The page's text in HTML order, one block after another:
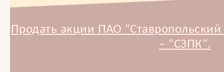
Продать акции ПАО
– "СЗПК".